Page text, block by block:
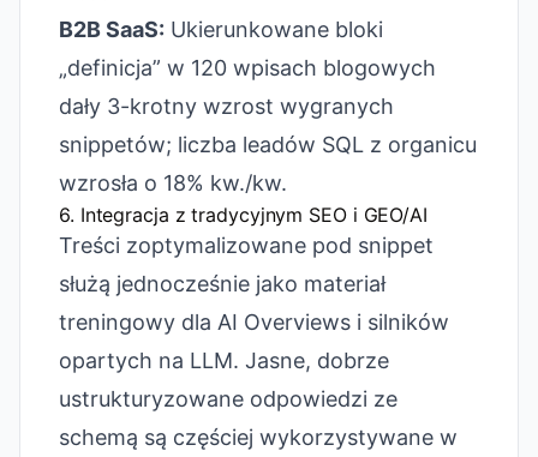
B2B SaaS: Ukierunkowane bloki
„definicja” w 120 wpisach blogowych
dały 3-krotny wzrost wygranych
snippetów; liczba leadów SQL z organicu
wzrosła o 18% kw./kw.
6. Integracja z tradycyjnym SEO i GEO/AI
Treści zoptymalizowane pod snippet
służą jednocześnie jako materiał
treningowy dla AI Overviews i silników
opartych na LLM. Jasne, dobrze
ustrukturyzowane odpowiedzi ze
schemą są częściej wykorzystywane w